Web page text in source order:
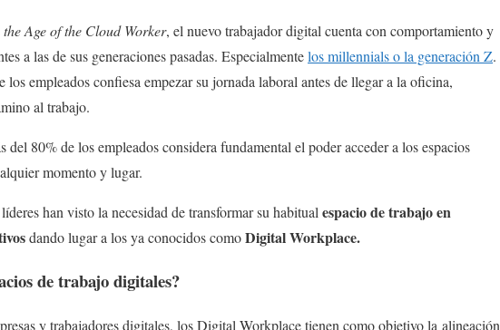
Age of the Cloud Worker, el nuevo trabajador digital cuenta con comportamiento y
a las de sus generaciones pasadas. Especialmentelos millennials o la generación Z.
empleados confiesa empezar su jornada laboral antes de llegar a la oficina,
al trabajo.
del 80% de los empleados considera fundamental el poder acceder a los espacios
momento y lugar.
han visto la necesidad de transformar su habitual espacio de trabajo en
dando lugar a los ya conocidos comoDigital Workplace.
de trabajo digitales?
y trabajadores digitales, los Digital Workplace tienen como objetivo la alineación